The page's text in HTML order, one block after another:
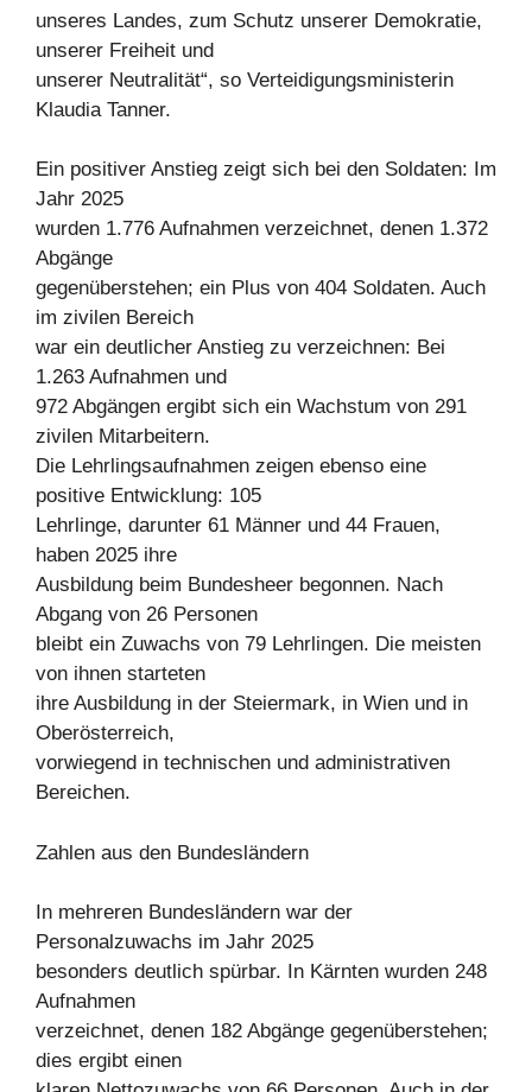
unseres Landes, zum Schutz unserer Demokratie,
unserer Freiheit und
unserer Neutralität“, so Verteidigungsministerin
Klaudia Tanner.
Ein positiver Anstieg zeigt sich bei den Soldaten: Im
Jahr 2025
wurden 1.776 Aufnahmen verzeichnet, denen 1.372
Abgänge
gegenüberstehen; ein Plus von 404 Soldaten. Auch
im zivilen Bereich
war ein deutlicher Anstieg zu verzeichnen: Bei
1.263 Aufnahmen und
972 Abgängen ergibt sich ein Wachstum von 291
zivilen Mitarbeitern.
Die Lehrlingsaufnahmen zeigen ebenso eine
positive Entwicklung: 105
Lehrlinge, darunter 61 Männer und 44 Frauen,
haben 2025 ihre
Ausbildung beim Bundesheer begonnen. Nach
Abgang von 26 Personen
bleibt ein Zuwachs von 79 Lehrlingen. Die meisten
von ihnen starteten
ihre Ausbildung in der Steiermark, in Wien und in
Oberösterreich,
vorwiegend in technischen und administrativen
Bereichen.
Zahlen aus den Bundesländern
In mehreren Bundesländern war der
Personalzuwachs im Jahr 2025
besonders deutlich spürbar. In Kärnten wurden 248
Aufnahmen
verzeichnet, denen 182 Abgänge gegenüberstehen;
dies ergibt einen